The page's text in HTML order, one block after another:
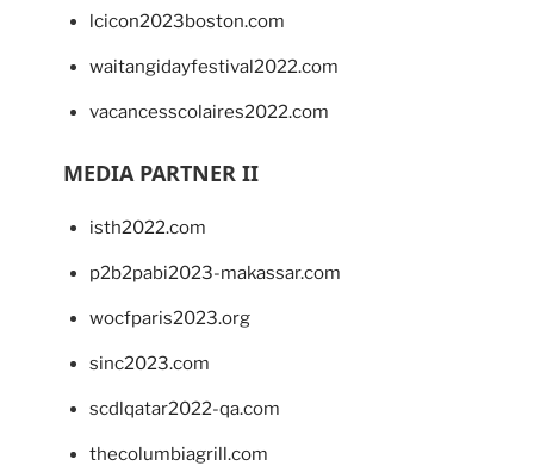
lcicon2023boston.com
waitangidayfestival2022.com
vacancesscolaires2022.com
MEDIA PARTNER II
isth2022.com
p2b2pabi2023-makassar.com
wocfparis2023.org
sinc2023.com
scdlqatar2022-qa.com
thecolumbiagrill.com